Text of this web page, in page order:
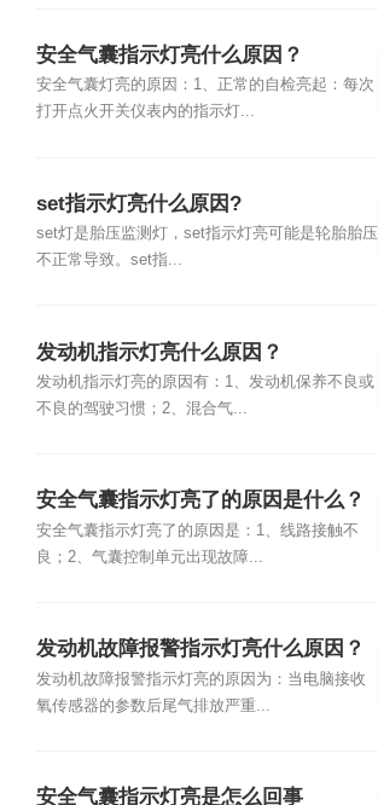
安全气囊指示灯亮什么原因？
安全气囊灯亮的原因：1、正常的自检亮起：每次
打开点火开关仪表内的指示灯...
set指示灯亮什么原因?
set灯是胎压监测灯，set指示灯亮可能是轮胎胎压
不正常导致。set指...
发动机指示灯亮什么原因？
发动机指示灯亮的原因有：1、发动机保养不良或
不良的驾驶习惯；2、混合气...
安全气囊指示灯亮了的原因是什么？
安全气囊指示灯亮了的原因是：1、线路接触不
良；2、气囊控制单元出现故障...
发动机故障报警指示灯亮什么原因？
发动机故障报警指示灯亮的原因为：当电脑接收
氧传感器的参数后尾气排放严重...
安全气囊指示灯亮是怎么回事